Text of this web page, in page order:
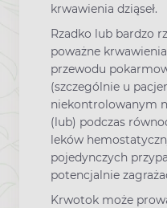
krwawienia dziąseł.
Rzadko lub bardzo
poważne
przewodu
(szczególnie u
niekontrolowanym
(lub) podczas
leków
pojedynczych
potencjalnie
Krwotok może